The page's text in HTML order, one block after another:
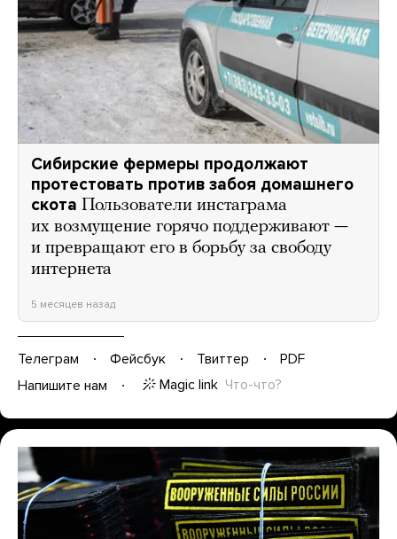
Сибирские фермеры продолжают
протестовать против забоя домашнего
скота Пользователи инстаграма
их возмущение горячо поддерживают —
и превращают его в борьбу за свободу
интернета
5 месяцев назад
Телеграм Фейсбук Твиттер
PDF
Напишите нам
Magic link Что-что?